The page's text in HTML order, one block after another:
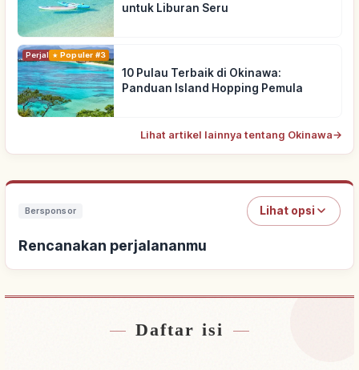
untuk Liburan Seru
PerjalananPopuler #3
10 Pulau Terbaik di Okinawa:
Panduan Island Hopping Pemula
Lihat artikel lainnya tentang Okinawa→
Bersponsor Lihat opsi
Rencanakan perjalananmu
Cari penginapan
Daftar isi